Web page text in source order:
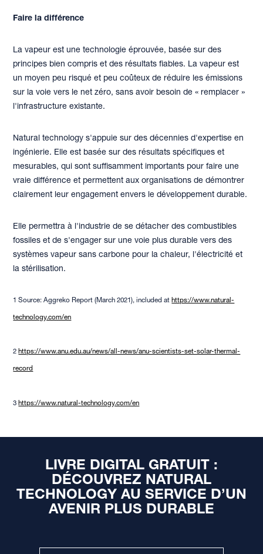
Faire la différence
La vapeur est une technologie éprouvée, basée sur des
principes bien compris et des résultats fiables. La vapeur est
un moyen peu risqué et peu coûteux de réduire les émissions
sur la voie vers le net zéro, sans avoir besoin de « remplacer »
l'infrastructure existante.
Natural technology s'appuie sur des décennies d'expertise en
ingénierie. Elle est basée sur des résultats spécifiques et
mesurables, qui sont suffisamment importants pour faire une
vraie différence et permettent aux organisations de démontrer
clairement leur engagement envers le développement durable.
Elle permettra à l'industrie de se détacher des combustibles
fossiles et de s'engager sur une voie plus durable vers des
systèmes vapeur sans carbone pour la chaleur, l'électricité et
la stérilisation.
1 Source: Aggreko Report (March 2021), included at https://www.natural-
technology.com/en
2https://www.anu.edu.au/news/all-news/anu-scientists-set-solar-thermal-
record
3 https://www.natural-technology.com/en
LIVRE DIGITAL GRATUIT :
DÉCOUVREZ NATURAL
TECHNOLOGY AU SERVICE D’UN
AVENIR PLUS DURABLE